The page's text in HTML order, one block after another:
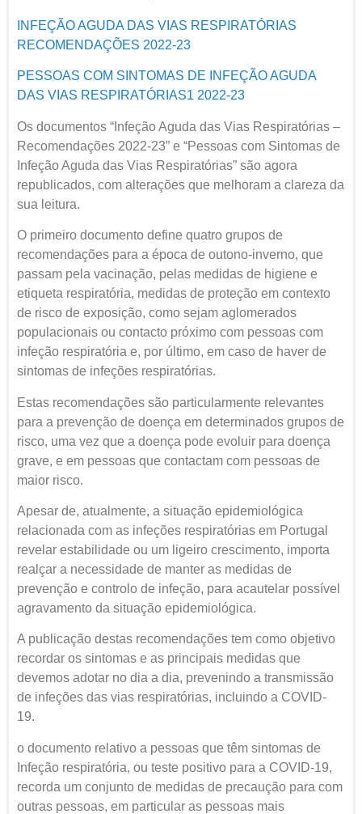
INFEÇÃO AGUDA DAS VIAS RESPIRATÓRIAS
RECOMENDAÇÕES 2022-23
PESSOAS COM SINTOMAS DE INFEÇÃO AGUDA
DAS VIAS RESPIRATÓRIAS1 2022-23
Os documentos “Infeção Aguda das Vias Respiratórias –
Recomendações 2022-23” e “Pessoas com Sintomas de
Infeção Aguda das Vias Respiratórias” são agora
republicados, com alterações que melhoram a clareza da
sua leitura.
O primeiro documento define quatro grupos de
recomendações para a época de outono-inverno, que
passam pela vacinação, pelas medidas de higiene e
etiqueta respiratória, medidas de proteção em contexto
de risco de exposição, como sejam aglomerados
populacionais ou contacto próximo com pessoas com
infeção respiratória e, por último, em caso de haver de
sintomas de infeções respiratórias.
Estas recomendações são particularmente relevantes
para a prevenção de doença em determinados grupos de
risco, uma vez que a doença pode evoluir para doença
grave, e em pessoas que contactam com pessoas de
maior risco.
Apesar de, atualmente, a situação epidemiológica
relacionada com as infeções respiratórias em Portugal
revelar estabilidade ou um ligeiro crescimento, importa
realçar a necessidade de manter as medidas de
prevenção e controlo de infeção, para acautelar possível
agravamento da situação epidemiológica.
A publicação destas recomendações tem como objetivo
recordar os sintomas e as principais medidas que
devemos adotar no dia a dia, prevenindo a transmissão
de infeções das vias respiratórias, incluindo a COVID-
19.
o documento relativo a pessoas que têm sintomas de
Infeção respiratória, ou teste positivo para a COVID-19,
recorda um conjunto de medidas de precaução para com
outras pessoas, em particular as pessoas mais